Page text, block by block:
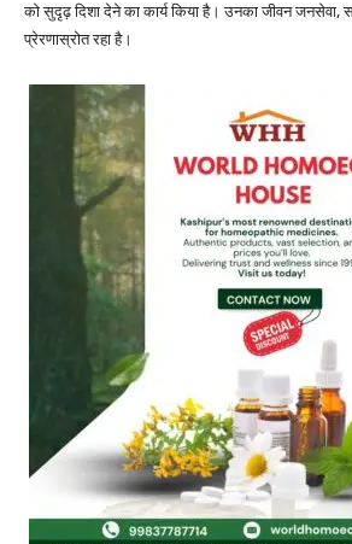
को सुदृढ़ दिशा देने का कार्य किया है। उनका जीवन जनसेवा,
प्रेरणास्रोत रहा है।